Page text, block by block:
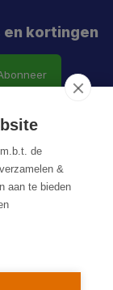
en kortingen
de
&
aan te bieden